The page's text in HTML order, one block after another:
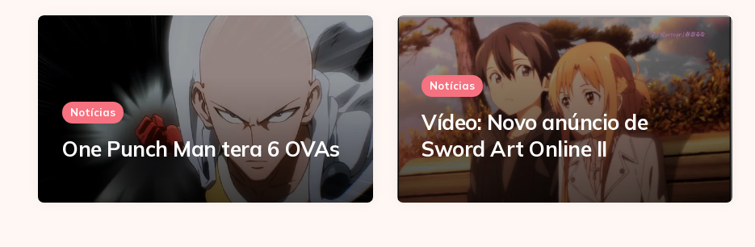
Notícias
One Punch Man tera 6 OVAs
Notícias
Vídeo: Novo anúncio de
Sword Art Online II